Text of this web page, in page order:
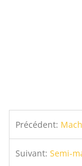
Précédent:
Suivant: Semi-